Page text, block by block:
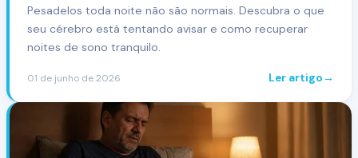
Pesadelos toda noite não são normais. Descubra o que
seu cérebro está tentando avisar e como recuperar
noites de sono tranquilo.
01 de junho de 2026 Ler artigo→